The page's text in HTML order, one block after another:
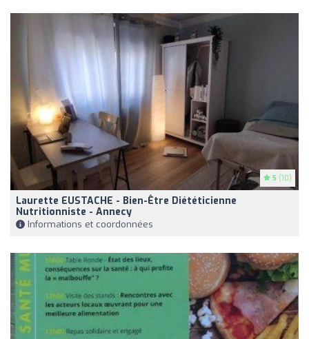
5 (10)
Laurette EUSTACHE - Bien-Être Diététicienne
Nutritionniste - Annecy
Informations et coordonnées